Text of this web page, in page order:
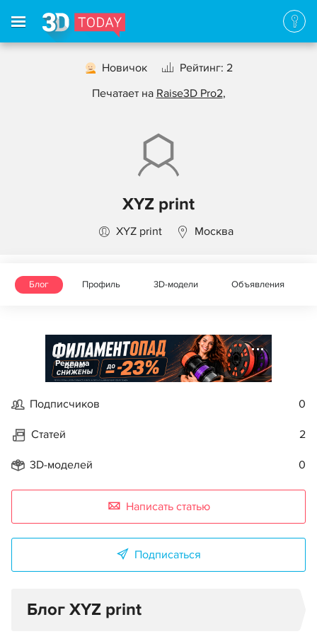
Новичок
Рейтинг: 2
Печатает на Raise3D Pro2,
XYZ print
XYZ print Москва
Блог Профиль 3D-модели Объявления
Реклама
Подписчиков 0
Статей 2
3D-моделей 0
Написать статью
Подписаться
Блог XYZ print